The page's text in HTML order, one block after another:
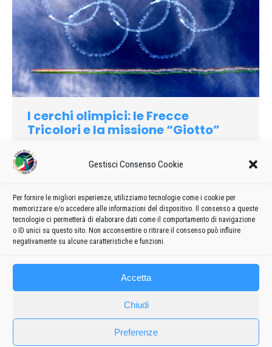
Gestisci Consenso Cookie
Per fornire le migliori esperienze, utilizziamo tecnologie come i cookie per
memorizzare e/o accedere alle informazioni del dispositivo. Il consenso a queste
tecnologie ci permetterà di elaborare dati come il comportamento di navigazione
o ID unici su questo sito. Non acconsentire o ritirare il consenso può influire
negativamente su alcune caratteristiche e funzioni.
Accetta
Chiudi
Preferenze
I cerchi olimpici: le Frecce
Tricolori e la missione “Giotto”
2006
Ormai sono passati molti mesi, le olimpiadi invernali sono un
direttamente seguendo gli atleti sui campi di gara. Momenti
con il fiato sospeso e delusioni, gioia e lacrime hanno
caratterizzato Torino 2006.